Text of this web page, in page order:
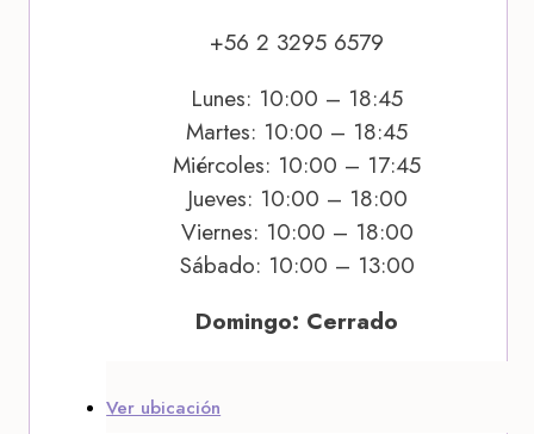
+56 2 3295 6579
Lunes: 10:00 – 18:45
Martes: 10:00 – 18:45
Miércoles: 10:00 – 17:45
Jueves: 10:00 – 18:00
Viernes: 10:00 – 18:00
Sábado: 10:00 – 13:00
Domingo: Cerrado
Ver ubicación